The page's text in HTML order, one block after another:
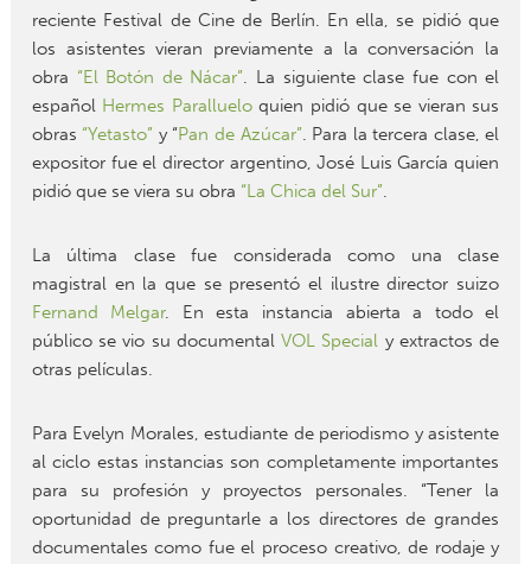
reciente Festival de Cine de Berlín. En ella, se pidió que
los asistentes vieran previamente a la conversación la
obra “El Botón de Nácar”. La siguiente clase fue con el
español Hermes Parallueloquien pidió que se vieran sus
obras “Yetasto” y “Pan de Azúcar”. Para la tercera clase, el
expositor fue el director argentino, José Luis García quien
pidió que se viera su obra “La Chica del Sur”.
La última clase fue considerada como una clase
magistral en la que se presentó el ilustre director suizo
Fernand Melgar. En esta instancia abierta a todo el
público se vio su documentalVOL Special y extractos de
otras películas.
Para Evelyn Morales, estudiante de periodismo y asistente
al ciclo estas instancias son completamente importantes
para su profesión y proyectos personales. “Tener la
oportunidad de preguntarle a los directores de grandes
documentales como fue el proceso creativo, de rodaje y